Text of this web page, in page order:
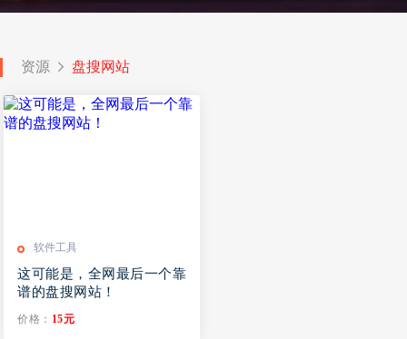
资源 盘搜网站
软件工具
这可能是，全网最后一个靠
谱的盘搜网站！
价格： 15元